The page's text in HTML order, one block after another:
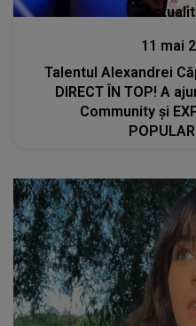
11 mai
Talentul Alexandrei
DIRECT ÎN TOP! A
Community și